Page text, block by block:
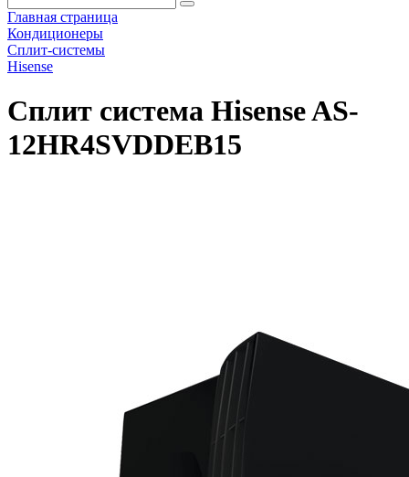
Главная страница
Кондиционеры
Сплит-системы
Hisense
Сплит система Hisense AS-
12HR4SVDDEB15